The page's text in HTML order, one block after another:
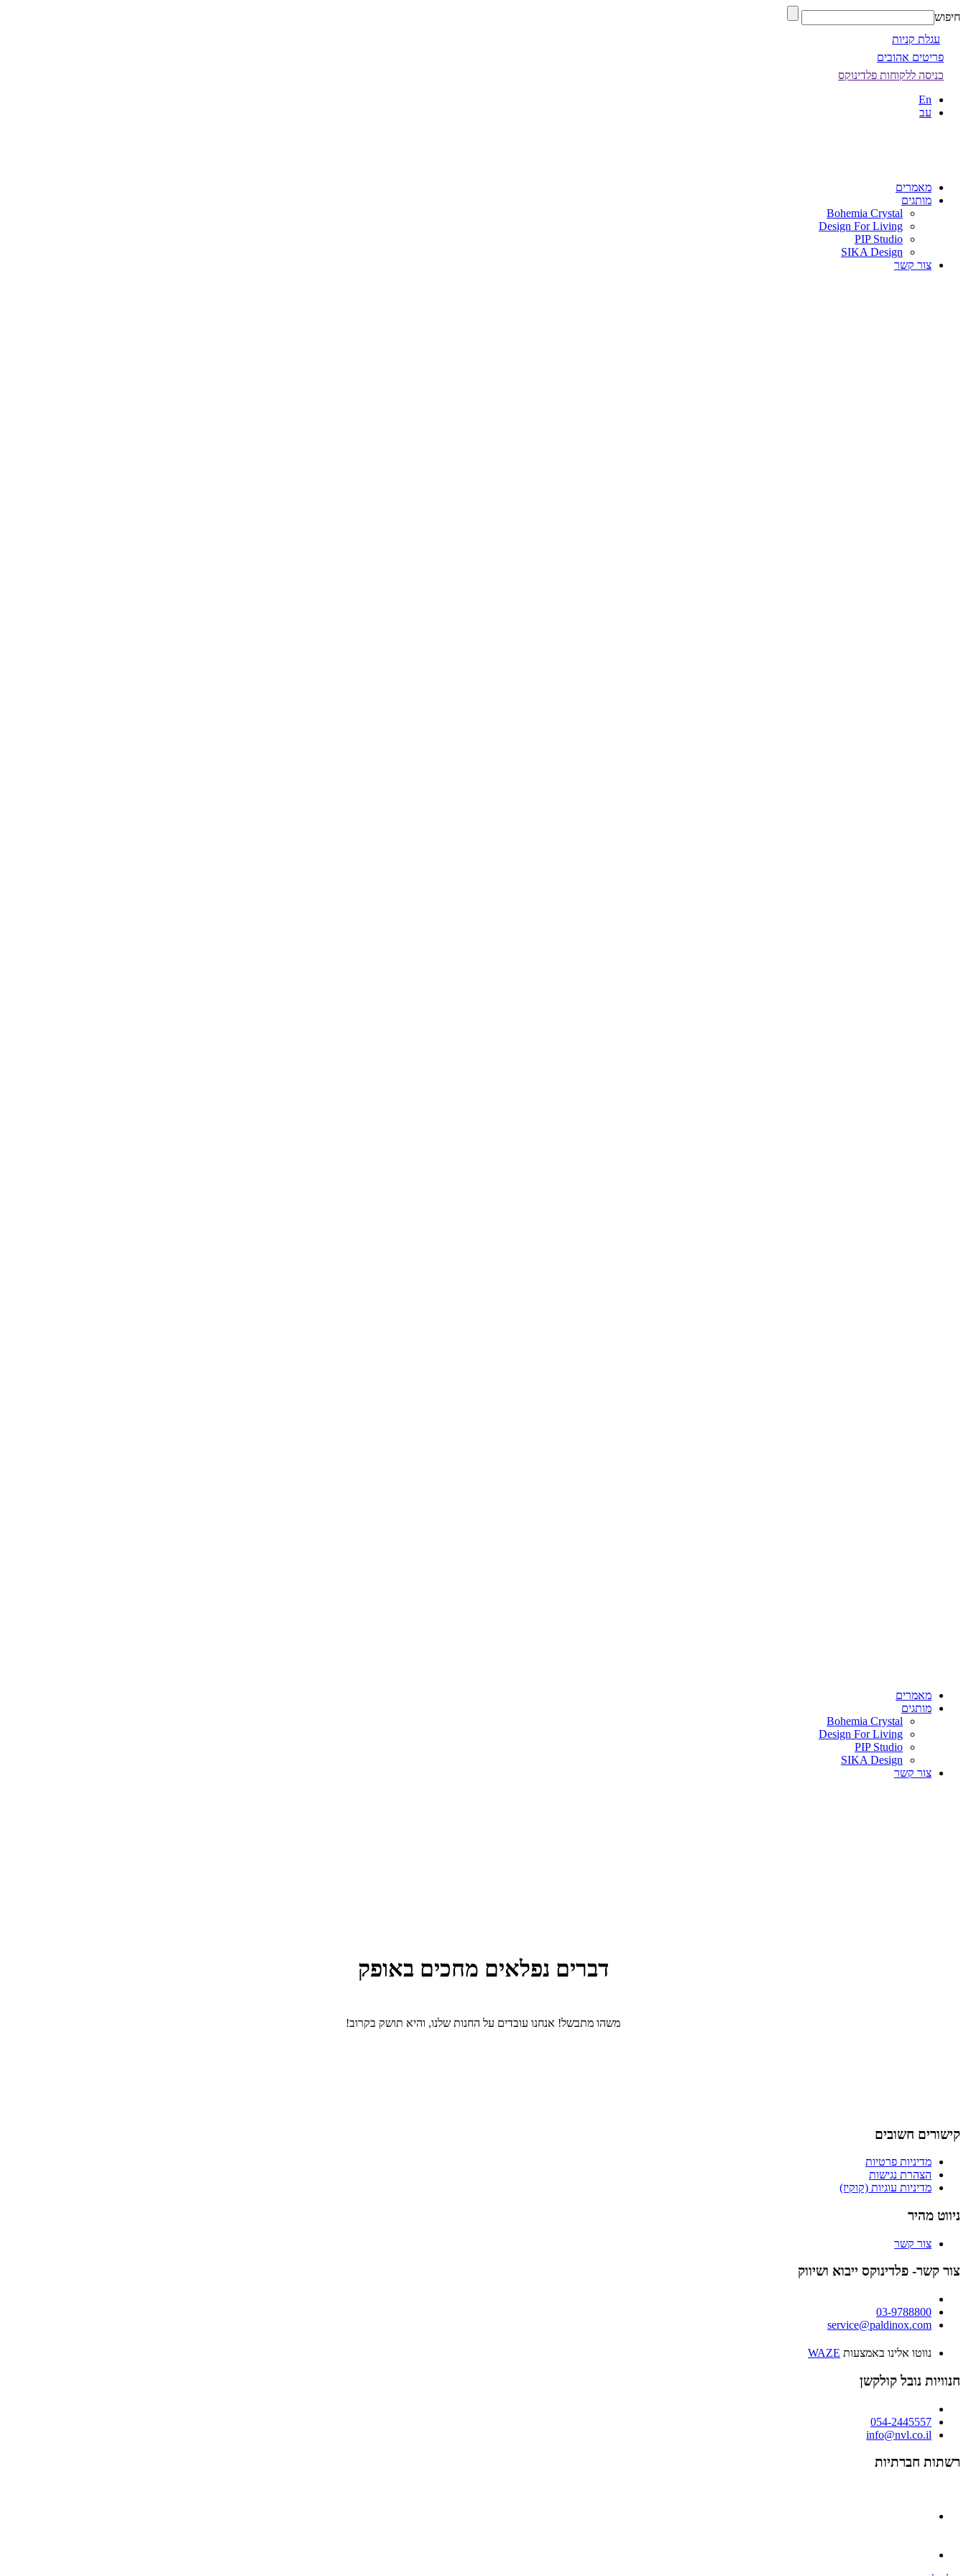
חיפוש
עגלת קניות
פריטים אהובים
כניסה ללקוחות פלדינוקס
En
עב
מאמרים
מותגים
Bohemia Crystal
Design For Living
PIP Studio
SIKA Design
צור קשר
מאמרים
מותגים
Bohemia Crystal
Design For Living
PIP Studio
SIKA Design
צור קשר
דברים נפלאים מחכים באופק
משהו מתבשל! אנחנו עובדים על החנות שלנו, והיא תושק בקרוב!
קישורים חשובים
מדיניות פרטיות
הצהרת נגישות
מדיניות עוגיות (קוקיז)
ניווט מהיר
צור קשר
צור קשר- פלדינוקס ייבוא ושיווק
03-9788800
service@paldinox.com
נווטו אלינו באמצעות WAZE
חנוויות נובל קולקשן
054-2445557
info@nvl.co.il
רשתות חברתיות